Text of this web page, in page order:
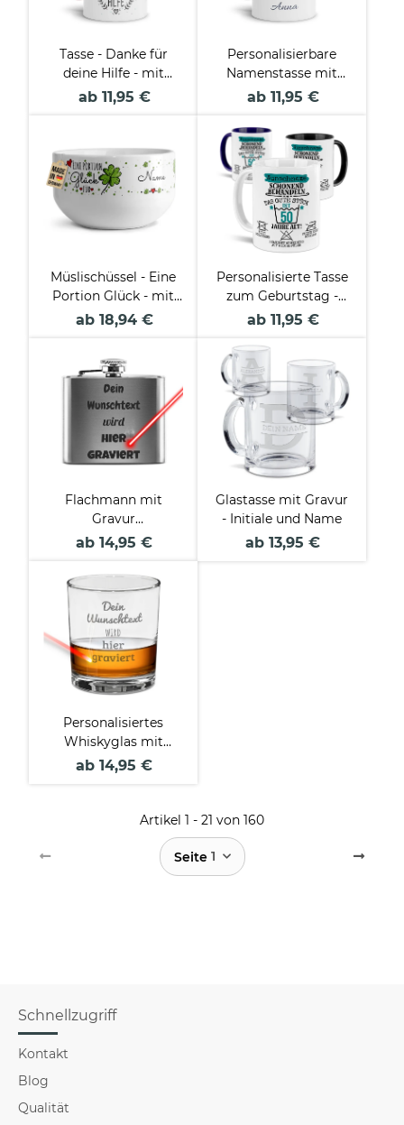
Tasse - Danke für
deine Hilfe - mit
Name
ab 11,95 €
Personalisierbare
Namenstasse mit
Blumenbuchstabe
ab 11,95 €
Müslischüssel - Eine
Portion Glück - mit
Name - 500 ml
ab 18,94 €
Personalisierte Tasse
zum Geburtstag -
Schonend behandeln
Männlich - mit Name
& Zahl
ab 11,95 €
Flachmann mit
Gravur
personalisierbar Text
Farben
ab 14,95 €
Glastasse mit Gravur
- Initiale und Name
ab 13,95 €
Personalisiertes
Whiskyglas mit
Gravur selbst
ab 14,95 €
Artikel 1 - 21 von 160
Seite 1
Schnellzugriff
Kontakt
Blog
Qualität